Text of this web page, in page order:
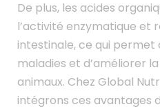
De plus, les acides
l’activité enzymatique et
intestinale, ce qui permet
maladies et d’améliorer
animaux. Chez Global
intégrons ces avantages